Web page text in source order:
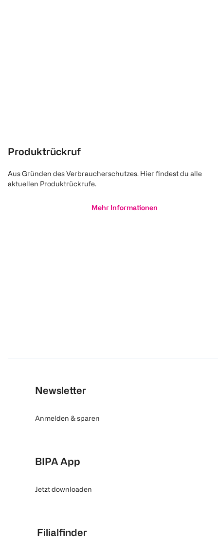
Produktrückruf
Aus Gründen des Verbraucherschutzes. Hier findest du alle
aktuellen Produktrückrufe.
Mehr Informationen
Newsletter
Anmelden & sparen
BIPA App
Jetzt downloaden
Filialfinder